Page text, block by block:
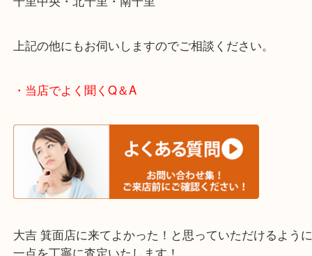
・エリア紹介
※下記エリアはご依頼が多いエリアです。
箕面市・池田市・吹田市
豊中市・茨木市・尼崎市